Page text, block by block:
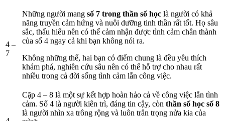
4 –
7
Những người mang số 7 trong thần số học là người có khả
năng truyền cảm hứng và nuôi dưỡng tinh thần rất tốt. Họ sâu
sắc, thấu hiểu nên có thể cảm nhận được tình cảm chân thành
của số 4 ngay cả khi bạn không nói ra.
Không những thế, hai bạn có điểm chung là đều yêu thích
khám phá, nghiên cứu sâu nên có thể hỗ trợ cho nhau rất
nhiều trong cả đời sống tình cảm lẫn công việc.
Cặp 4 – 8 là một sự kết hợp hoàn hảo cả về công việc lẫn tình
cảm. Số 4 là người kiên trì, đáng tin cậy, còn thần số học số 8
là người nhìn xa trông rộng và luôn trân trọng nửa kia của